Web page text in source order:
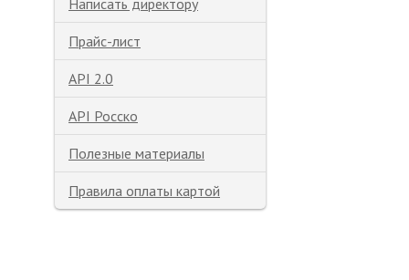
Написать директору
Прайс-лист
API 2.0
API Росско
Полезные материалы
Правила оплаты картой